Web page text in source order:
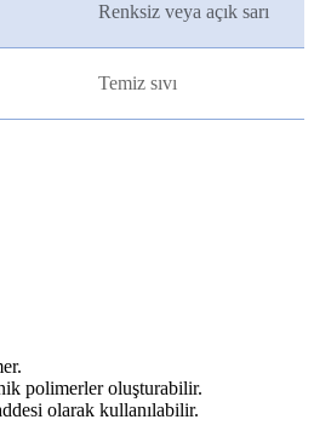
Renksiz veya açık sarı
Temiz sıvı
polimerler oluşturabilir.
olarak kullanılabilir.